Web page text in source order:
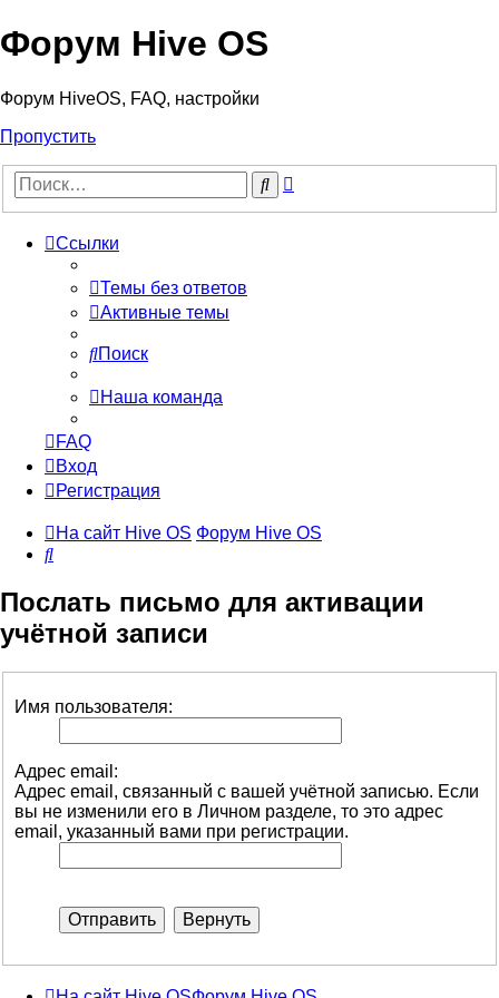
Форум Hive OS
Форум HiveOS, FAQ, настройки
Пропустить
Поиск
Ссылки
Темы без ответов
Активные темы
Поиск
Наша команда
FAQ
Вход
Регистрация
На сайт Hive OS Форум Hive OS
Поиск
Послать письмо для активации
учётной записи
Имя пользователя:
Адрес email:
Адрес email, связанный с вашей учётной записью. Если
вы не изменили его в Личном разделе, то это адрес
email, указанный вами при регистрации.